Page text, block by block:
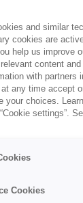
and similar
cookies are
help us improve
content
with partners
any time accept
your choices.
settings”.
Cookies